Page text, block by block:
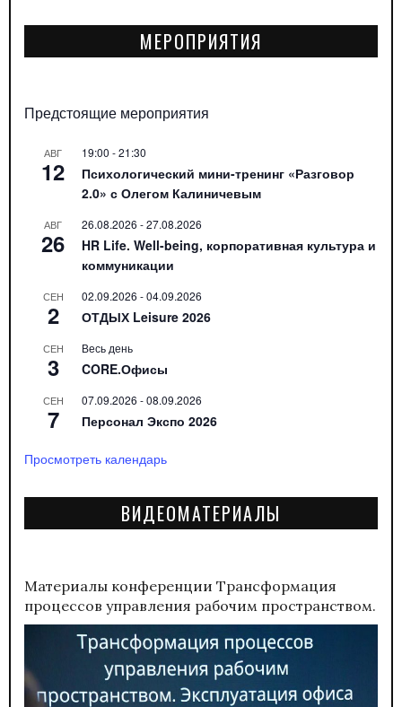
МЕРОПРИЯТИЯ
Предстоящие мероприятия
АВГ
12
19:00 -21:30
Психологический мини-тренинг «Разговор
2.0» с Олегом Калиничевым
АВГ
26
26.08.2026 -27.08.2026
HR Life. Well-being, корпоративная культура и
коммуникации
СЕН
2
02.09.2026 -04.09.2026
ОТДЫХ Leisure 2026
СЕН
3
Весь день
CORE.Офисы
СЕН
7
07.09.2026 -08.09.2026
Персонал Экспо 2026
Просмотреть календарь
ВИДЕОМАТЕРИАЛЫ
Материалы конференции Трансформация
процессов управления рабочим пространством.